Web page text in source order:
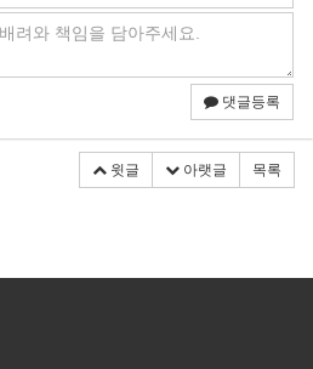
댓글등록
윗글 아랫글 목록